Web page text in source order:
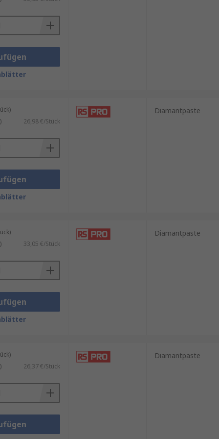
26,98 €/Stück
Diamantpaste
33,05 €/Stück
Diamantpaste
26,37 €/Stück
Diamantpaste